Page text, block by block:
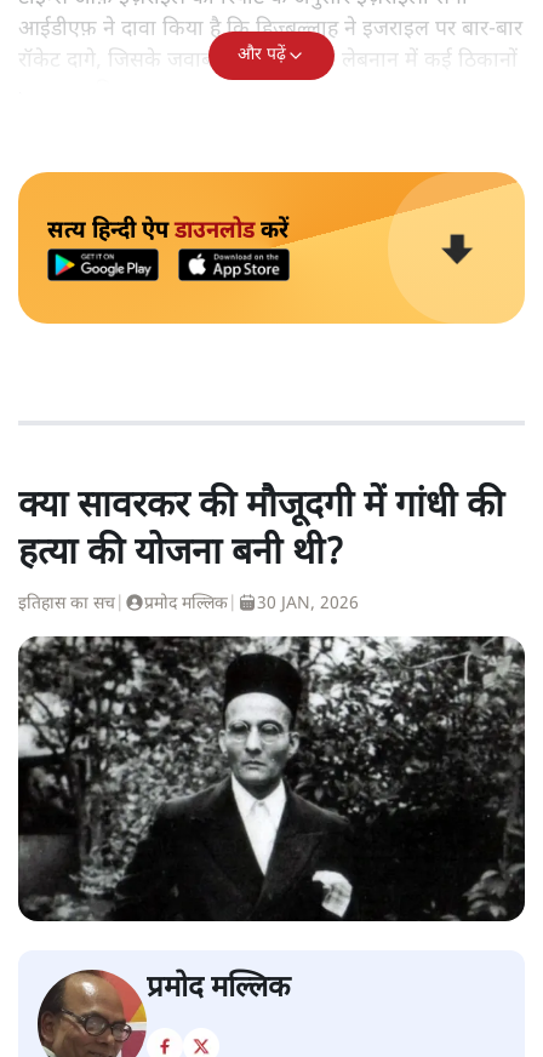
आईडीएफ़ ने दावा किया है कि हिज्बुल्लाह ने इजराइल पर बार-बार
रॉकेट दागे, जिसके जवाब में आईडीएफ ने लेबनान में कई ठिकानों
और पढ़ें
सत्य हिन्दी ऐपडाउनलोडकरें
क्या सावरकर की मौजूदगी में गांधी की
हत्या की योजना बनी थी?
इतिहास का सच प्रमोद मल्लिक 30 JAN, 2026
प्रमोद मल्लिक